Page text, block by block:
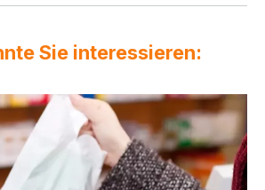
Sie interessieren: